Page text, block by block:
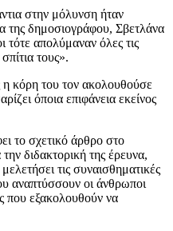
στην μόλυνση ήταν
της δημοσιογράφου, Σβετλάνα
τότε απολύμαναν όλες τις
τους».
κόρη του τον ακολουθούσε
όποια επιφάνεια εκείνος
το σχετικό άρθρο στο
διδακτορική της έρευνα,
τις συναισθηματικές
αναπτύσσουν οι άνθρωποι
που εξακολουθούν να